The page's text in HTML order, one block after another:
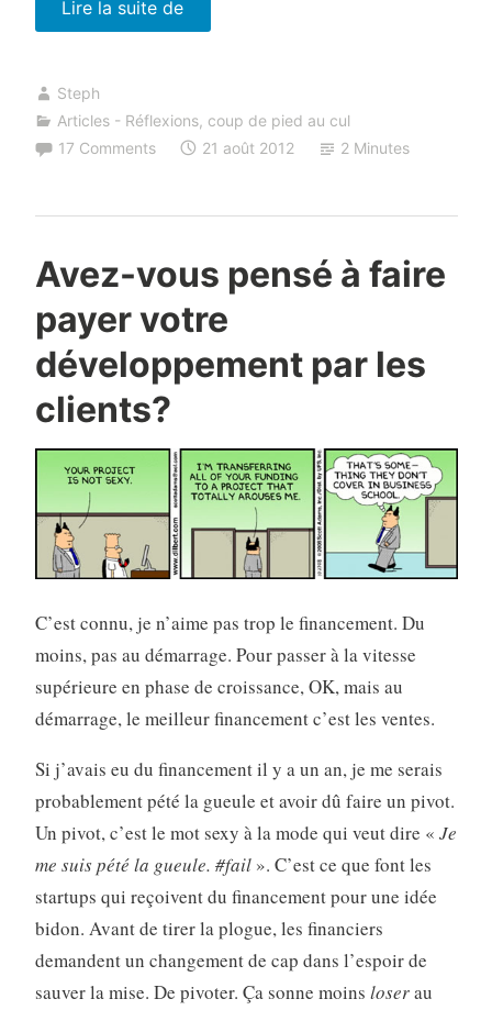
Lire la suite de« Ces
bureaucrates
les
entrepreneurs »
Steph
Articles - Réflexions, coup de pied au cul
17 Comments
21 août 2012 2 Minutes
Avez-vous pensé à faire
payer votre
développement par les
clients?
C’est connu, je n’aime pas trop le financement. Du
moins, pas au démarrage. Pour passer à la vitesse
supérieure en phase de croissance, OK, mais au
démarrage, le meilleur financement c’est les ventes.
Si j’avais eu du financement il y a un an, je me serais
probablement pété la gueule et avoir dû faire un pivot.
Un pivot, c’est le mot sexy à la mode qui veut dire « Je
me suis pété la gueule. #fail». C’est ce que font les
startups qui reçoivent du financement pour une idée
bidon. Avant de tirer la plogue, les financiers
demandent un changement de cap dans l’espoir de
sauver la mise. De pivoter. Ça sonne moins loserau